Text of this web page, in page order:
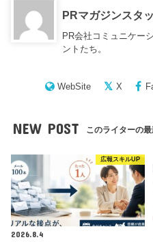
PRマガジンスタ
PR会社コミュニケー
ントたち。
WebSite X
NEW POST このライターの
広報スキルUP
2026.8.4